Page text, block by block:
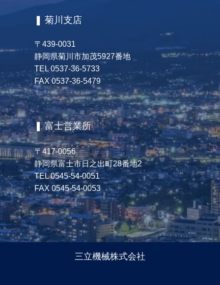
❚ 菊川支店
〒439-0031
静岡県菊川市加茂5927番地
TEL 0537-36-5733
FAX 0537-36-5479
❚ 富士営業所
〒417-0056
静岡県富士市日之出町28番地2
TEL 0545-54-0051
FAX 0545-54-0053
三立機械株式会社